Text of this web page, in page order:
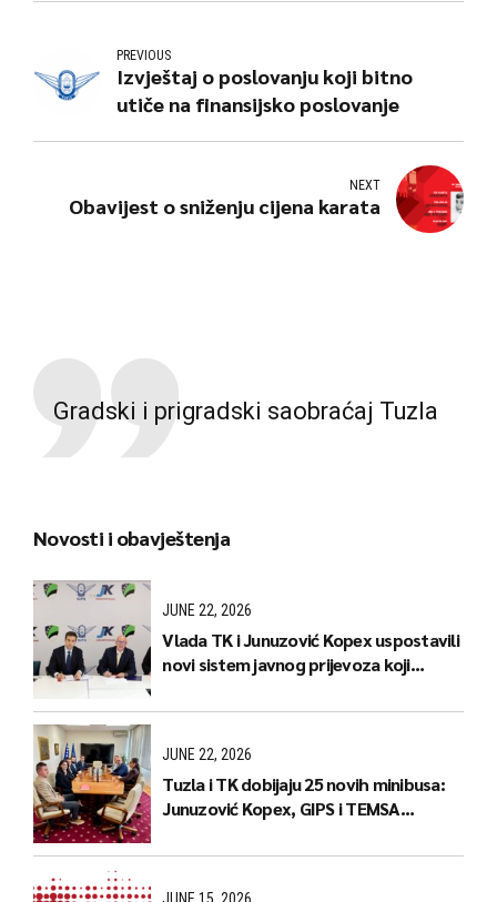
PREVIOUS
Izvještaj o poslovanju koji bitno
utiče na finansijsko poslovanje
NEXT
Obavijest o sniženju cijena karata
Gradski i prigradski saobraćaj Tuzla
Novosti i obavještenja
JUNE 22, 2026
Vlada TK i Junuzović Kopex uspostavili
novi sistem javnog prijevoza koji
JUNE 22, 2026
Tuzla i TK dobijaju 25 novih minibusa:
Junuzović Kopex, GIPS i TEMSA